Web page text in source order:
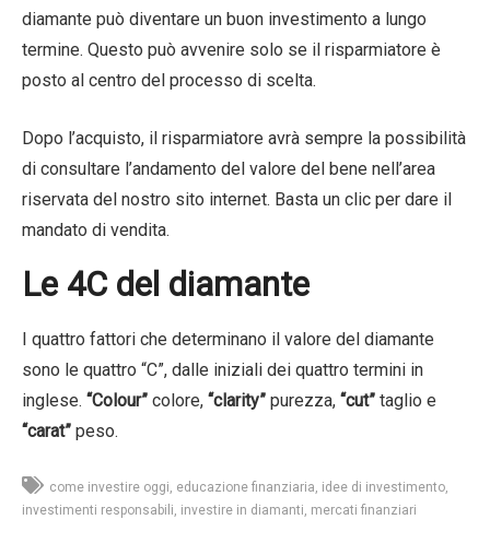
diamante può diventare un buon investimento a lungo
termine. Questo può avvenire solo se il risparmiatore è
posto al centro del processo di scelta.
Dopo l’acquisto, il risparmiatore avrà sempre la possibilità
di consultare l’andamento del valore del bene nell’area
riservata del nostro sito internet. Basta un clic per dare il
mandato di vendita.
Le 4C del diamante
I quattro fattori che determinano il valore del diamante
sono le quattro “C”, dalle iniziali dei quattro termini in
inglese. “Colour” colore, “clarity” purezza, “cut” taglio e
“carat” peso.
come investire oggi educazione finanziaria idee di investimento
investimenti responsabili investire in diamanti mercati finanziari